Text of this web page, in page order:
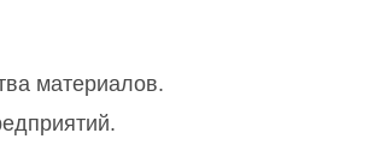
материалов.